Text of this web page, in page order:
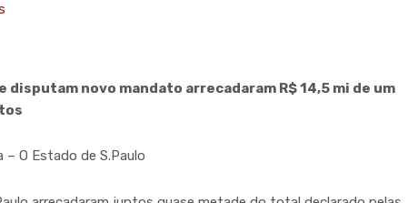
novo mandato arrecadaram R$ 14,5 mi de um
– O Estado de S.Paulo